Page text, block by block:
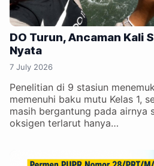
DO Turun, Ancaman Kali
Nyata
7 July 2026
Penelitian di 9 stasiun
memenuhi baku mutu Kelas 1,
masih bergantung pada airnya
oksigen terlarut hanya…